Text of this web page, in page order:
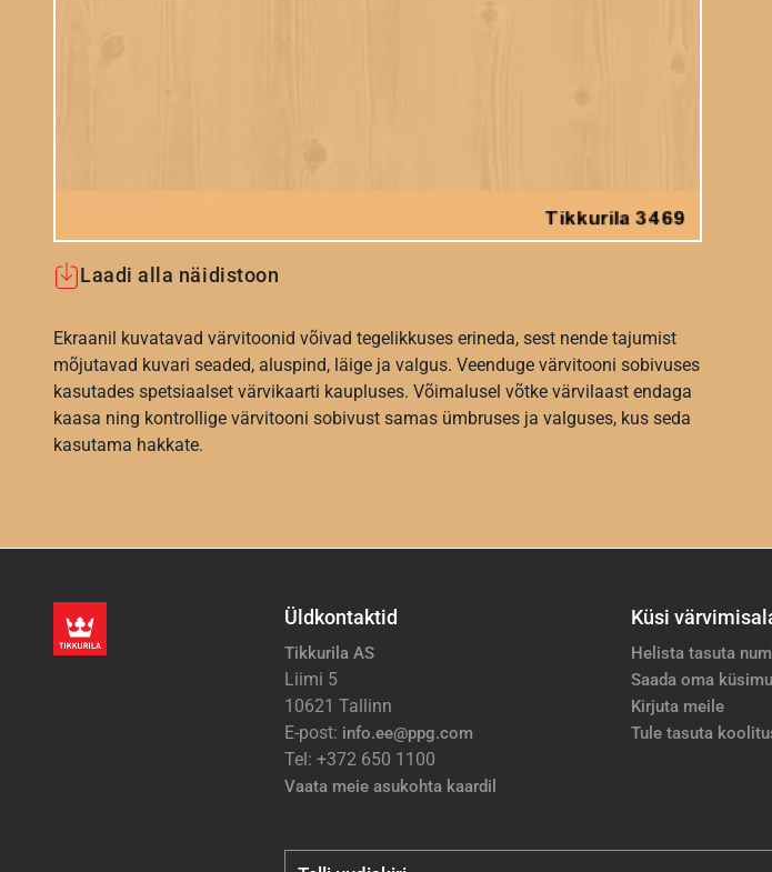
Laadi alla näidistoon
Ekraanil kuvatavad värvitoonid võivad tegelikkuses erineda, sest nende tajumist
mõjutavad kuvari seaded, aluspind, läige ja valgus. Veenduge värvitooni sobivuses
kasutades spetsiaalset värvikaarti kaupluses. Võimalusel võtke värvilaast endaga
kaasa ning kontrollige värvitooni sobivust samas ümbruses ja valguses, kus seda
kasutama hakkate.
Üldkontaktid
Tikkurila AS
Liimi 5
10621 Tallinn
E-post: info.ee@ppg.com
Tel: +372 650 1100
Vaata meie asukohta kaardil
Küsi
Helista tasuta
Saada oma
Kirjuta meile
Tule tasuta